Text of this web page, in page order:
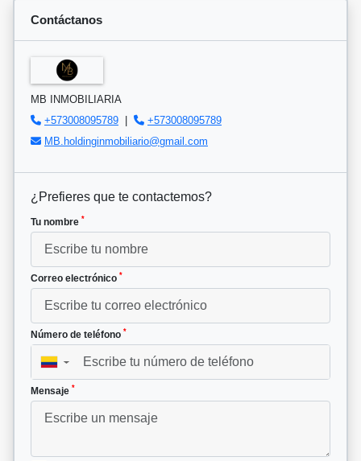
Contáctanos
MB INMOBILIARIA
+573008095789 |
+573008095789
MB.holdinginmobiliario@gmail.com
¿Prefieres que te contactemos?
Tu nombre *
Correo electrónico *
Número de teléfono *
▼
Mensaje *